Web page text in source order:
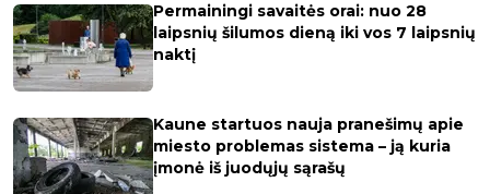
Permainingi savaitės orai: nuo 28
laipsnių šilumos dieną iki vos 7 laipsnių
naktį
Kaune startuos nauja pranešimų apie
miesto problemas sistema – ją kuria
įmonė iš juodųjų sąrašų